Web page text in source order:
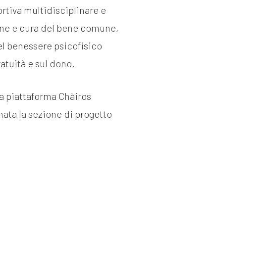
multidisciplinare e
e cura del bene comune,
benessere psicofisico
e sul dono.
piattaforma Chàiros
la sezione di progetto